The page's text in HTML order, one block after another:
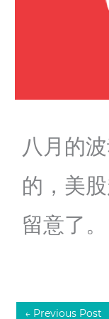
八月的
的，美
留意了。
← Previous Post